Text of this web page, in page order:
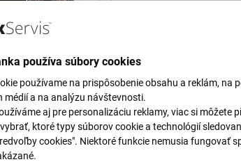
Dotykové Sklo +
Grey) -
Genuine
Redmi Note 9 - Sklíčko
Zadnej Kamery
1,98 €
používa súbory cookies
používame na prispôsobenie obsahu a reklám, na
médií a na analýzu návštevnosti.
aj pre personalizáciu reklamy, viac si môžete
ktoré typy súborov cookie a technológií
cookies". Niektoré funkcie nemusia fungovať